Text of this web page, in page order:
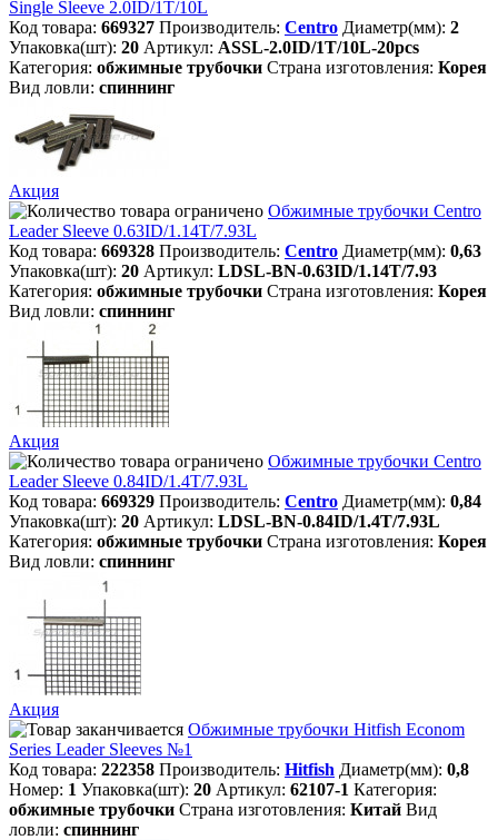
Single Sleeve 2.0ID/1T/10L
Код товара: 669327 Производитель: Centro Диаметр(мм): 2
Упаковка(шт): 20 Артикул: ASSL-2.0ID/1T/10L-20pcs
Категория: обжимные трубочки Страна изготовления: Корея
Вид ловли: спиннинг
Акция
Обжимные трубочки Centro
Leader Sleeve 0.63ID/1.14T/7.93L
Код товара: 669328 Производитель: Centro Диаметр(мм): 0,63
Упаковка(шт): 20 Артикул: LDSL-BN-0.63ID/1.14T/7.93
Категория: обжимные трубочки Страна изготовления: Корея
Вид ловли: спиннинг
Акция
Обжимные трубочки Centro
Leader Sleeve 0.84ID/1.4T/7.93L
Код товара: 669329 Производитель: Centro Диаметр(мм): 0,84
Упаковка(шт): 20 Артикул: LDSL-BN-0.84ID/1.4T/7.93L
Категория: обжимные трубочки Страна изготовления: Корея
Вид ловли: спиннинг
Акция
Обжимные трубочки Hitfish Econom
Series Leader Sleeves №1
Код товара: 222358 Производитель: Hitfish Диаметр(мм): 0,8
Номер: 1 Упаковка(шт): 20 Артикул: 62107-1 Категория:
обжимные трубочки Страна изготовления: Китай Вид
ловли: спиннинг